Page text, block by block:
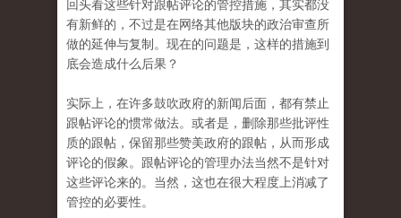
回头看这些针对跟帖评论的管控措施，其实都没
有新鲜的，不过是在网络其他版块的政治审查所
做的延伸与复制。现在的问题是，这样的措施到
底会造成什么后果？
实际上，在许多鼓吹政府的新闻后面，都有禁止
跟帖评论的惯常做法。或者是，删除那些批评性
质的跟帖，保留那些赞美政府的跟帖，从而形成
评论的假象。跟帖评论的管理办法当然不是针对
这些评论来的。当然，这也在很大程度上消减了
管控的必要性。